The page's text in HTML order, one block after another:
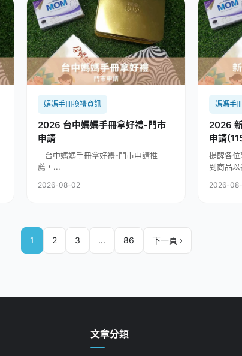
媽媽手冊換禮資訊
2026 台中媽媽手冊拿好禮-門市
申請
台中媽媽手冊拿好禮-門市申請推
薦，...
2026-08-02
媽媽手
2026
申請
提醒各
到商品
2026-
1 2 3 ... 86 下一頁 ›
文章分類